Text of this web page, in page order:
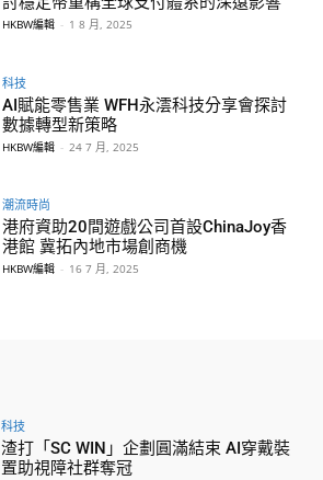
HKBW編輯 - 1 8 月, 2025
科技
AI賦能零售業 WFH永澐科技分享會探討
數據轉型新策略
HKBW編輯 - 24 7 月, 2025
潮流時尚
港府資助20間遊戲公司首設ChinaJoy香
港館 冀拓內地市場創商機
HKBW編輯 - 16 7 月, 2025
科技
渣打「SC WIN」企劃圓滿結束 AI穿戴裝
置助視障社群奪冠